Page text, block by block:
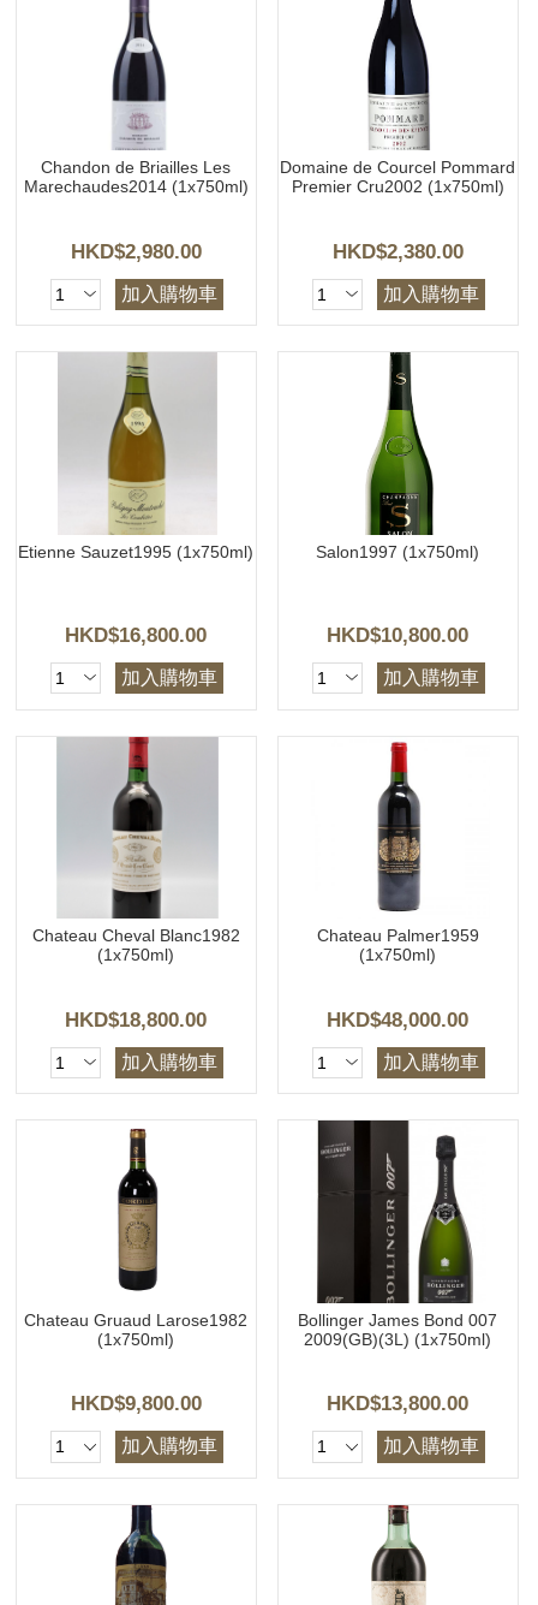
Chandon de Briailles Les
Marechaudes2014 (1x750ml)
HKD$2,980.00
加入購物車
Domaine de Courcel Pommard
Premier Cru2002 (1x750ml)
HKD$2,380.00
加入購物車
Etienne Sauzet1995 (1x750ml)
HKD$16,800.00
加入購物車
Salon1997 (1x750ml)
HKD$10,800.00
加入購物車
Chateau Cheval Blanc1982
(1x750ml)
HKD$18,800.00
加入購物車
Chateau Palmer1959
(1x750ml)
HKD$48,000.00
加入購物車
Chateau Gruaud Larose1982
(1x750ml)
HKD$9,800.00
加入購物車
Bollinger James Bond 007
2009(GB)(3L) (1x750ml)
HKD$13,800.00
加入購物車